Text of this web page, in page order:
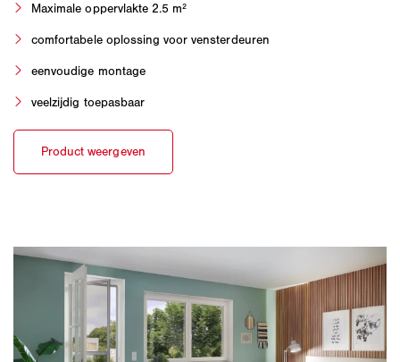
Maximale oppervlakte 2.5 m²
comfortabele oplossing voor vensterdeuren
eenvoudige montage
veelzijdig toepasbaar